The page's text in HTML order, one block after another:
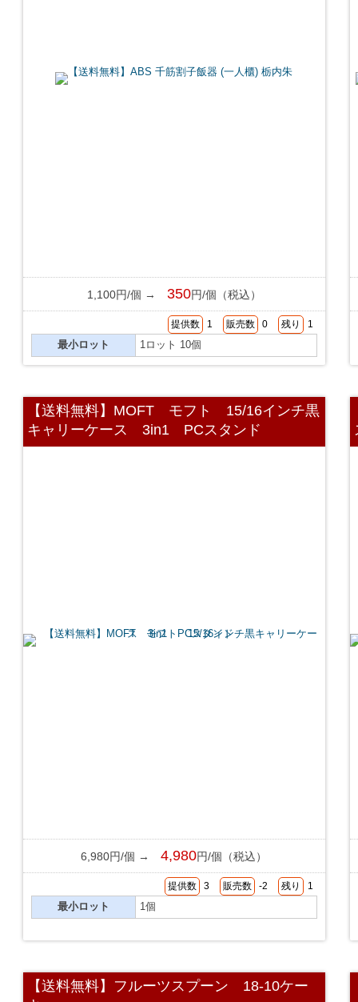
1,100円/個 → 350円/個（税込）
提供数 1 販売数 0 残り 1
最小ロット 1ロット 10個
【送料無料】MOFT モフト 15/16インチ黒
キャリーケース 3in1 PCスタンド
6,980円/個 → 4,980円/個（税込）
提供数 3 販売数 -2 残り 1
最小ロット 1個
【送料無料】フルーツスプーン 18-10ケー